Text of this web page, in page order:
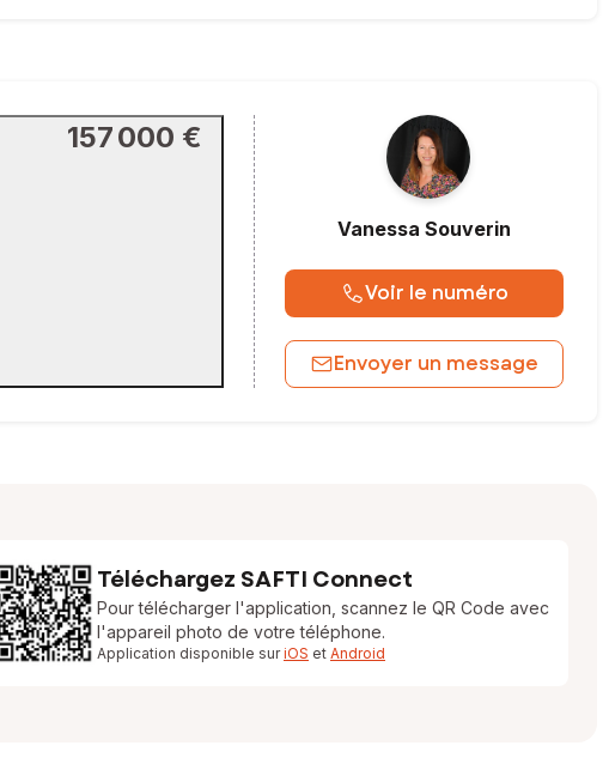
157 000 €
Vanessa Souverin
Voir le numéro
Envoyer un message
Téléchargez SAFTI Connect
Pour télécharger l'application, scannez le QR Code avec
l'appareil photo de votre téléphone.
Application disponible suriOS et Android